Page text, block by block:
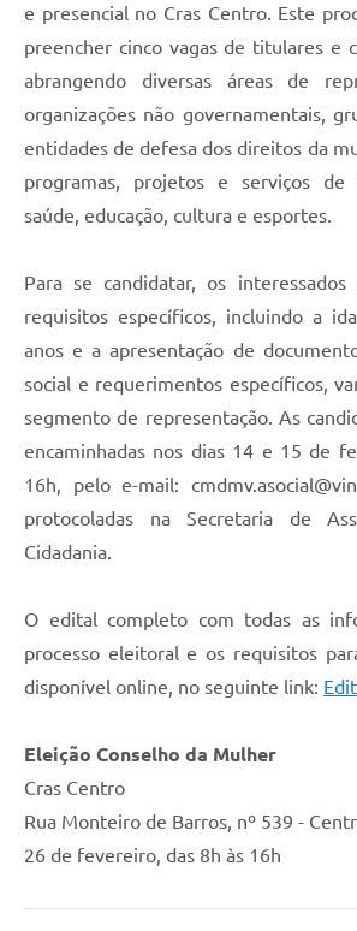
e presencial no Cras Centro. Este
preencher cinco vagas de titulares e
abrangendo diversas áreas de
organizações não governamentais,
entidades de defesa dos direitos da
programas, projetos e serviços de
saúde, educação, cultura e esportes.
Para se candidatar, os
requisitos específicos, incluindo a
anos e a apresentação de
social e requerimentos específicos,
segmento de representação. As
encaminhadas nos dias 14 e 15 de
16h, pelo e-mail:
protocoladas na Secretaria de
Cidadania.
O edital completo com todas as
processo eleitoral e os requisitos
disponível online, no seguinte link:
Eleição Conselho da Mulher
Cras Centro
Rua Monteiro de Barros, nº 539 -
26 de fevereiro, das 8h às 16h